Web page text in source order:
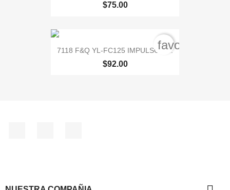
$75.00
7118 F&Q YL-FC125 IMPULSOR,...
$92.00